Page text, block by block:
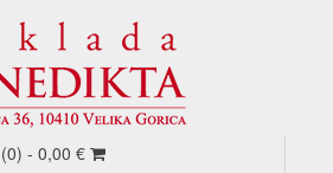
(0) - 0,00 €